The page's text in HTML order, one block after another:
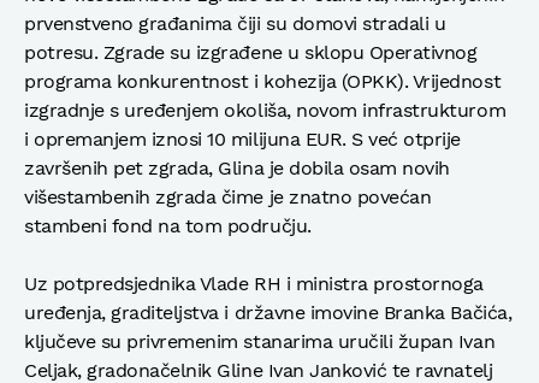
prvenstveno građanima čiji su domovi stradali u
potresu. Zgrade su izgrađene u sklopu Operativnog
programa konkurentnost i kohezija (OPKK). Vrijednost
izgradnje s uređenjem okoliša, novom infrastrukturom
i opremanjem iznosi 10 milijuna EUR. S već otprije
završenih pet zgrada, Glina je dobila osam novih
višestambenih zgrada čime je znatno povećan
stambeni fond na tom području.
Uz potpredsjednika Vlade RH i ministra prostornoga
uređenja, graditeljstva i državne imovine Branka Bačića,
ključeve su privremenim stanarima uručili župan Ivan
Celjak, gradonačelnik Gline Ivan Janković te ravnatelj